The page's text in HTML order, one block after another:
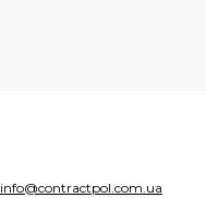
info@contractpol.com.ua